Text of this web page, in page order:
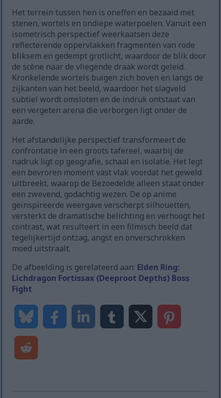
Het terrein tussen hen is oneffen en bezaaid met
stenen, wortels en ondiepe waterpoelen. Vanuit een
isometrisch perspectief weerkaatsen deze
reflecterende oppervlakken fragmenten van rode
bliksem en gedempt grotlicht, waardoor de blik door
de scène naar de vliegende draak wordt geleid.
Kronkelende wortels buigen zich boven en langs de
zijkanten van het beeld, waardoor het slagveld
subtiel wordt omsloten en de indruk ontstaat van
een vergeten arena die verborgen ligt onder de
aarde.
Het afstandelijke perspectief transformeert de
confrontatie in een groots tafereel, waarbij de
nadruk ligt op geografie, schaal en isolatie. Het legt
een bevroren moment vast vlak voordat het geweld
uitbreekt, waarop de Bezoedelde alleen staat onder
een zwevend, godachtig wezen. De op anime
geïnspireerde weergave verscherpt silhouetten,
versterkt de dramatische belichting en verhoogt het
contrast, wat resulteert in een filmisch beeld dat
tegelijkertijd ontzag, angst en onverschrokken
moed uitstraalt.
De afbeelding is gerelateerd aan: Elden Ring:
Lichdragon Fortissax (Deeproot Depths) Boss
Fight